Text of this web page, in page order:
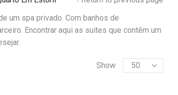
um spa privado. Com banhos de
Encontrar aqui as suites que contêm um
Show